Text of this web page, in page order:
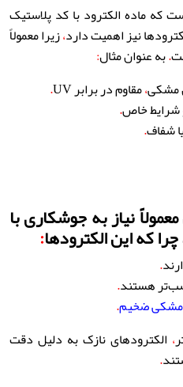
که ماده الکترود با کد پلاستیک
نیز اهمیت دارد،زیرا معمولاً
.به عنوان مثال:
مشکی،مقاوم در برابر UV
.
شرایط خاص.
شفاف.
نیاز به جوشکاری با
که این الکترودها:
.
هستند.
.
، الکترودهای نازک به دلیل دقت
.